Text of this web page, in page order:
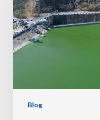
Blog
de
México
alcanzan
48%
de
de
temporada